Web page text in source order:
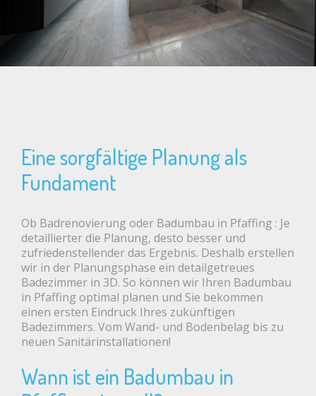
Eine sorgfältige Planung als
Fundament
Ob Badrenovierung oder Badumbau in Pfaffing : Je
detaillierter die Planung, desto besser und
zufriedenstellender das Ergebnis. Deshalb erstellen
wir in der Planungsphase ein detailgetreues
Badezimmer in 3D. So können wir Ihren Badumbau
in Pfaffing optimal planen und Sie bekommen
einen ersten Eindruck Ihres zukünftigen
Badezimmers. Vom Wand- und Bodenbelag bis zu
neuen Sanitärinstallationen!
Wann ist ein Badumbau in